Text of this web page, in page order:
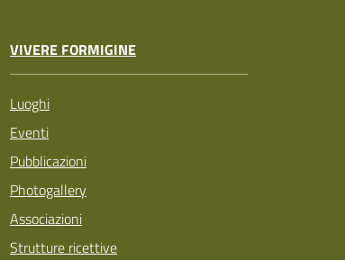
VIVERE FORMIGINE
Luoghi
Eventi
Pubblicazioni
Photogallery
Associazioni
Strutture ricettive